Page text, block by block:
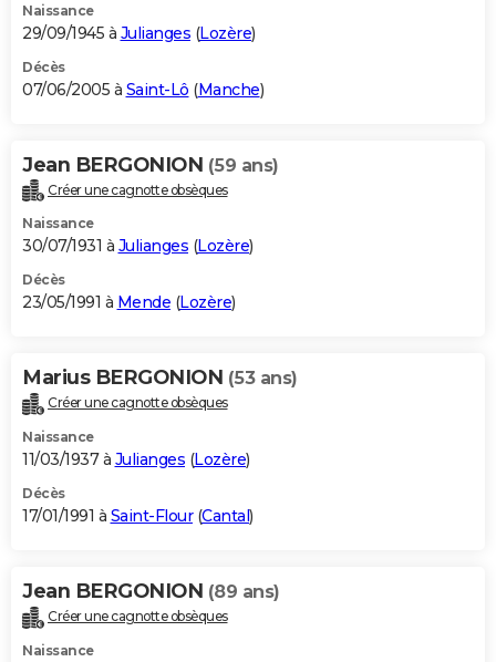
Naissance
29/09/1945 à Julianges (Lozère)
Décès
07/06/2005 à Saint-Lô (Manche)
Jean BERGONION (59 ans)
Créer une cagnotte obsèques
Naissance
30/07/1931 à Julianges (Lozère)
Décès
23/05/1991 à Mende (Lozère)
Marius BERGONION (53 ans)
Créer une cagnotte obsèques
Naissance
11/03/1937 à Julianges (Lozère)
Décès
17/01/1991 à Saint-Flour(Cantal )
Jean BERGONION (89 ans)
Créer une cagnotte obsèques
Naissance